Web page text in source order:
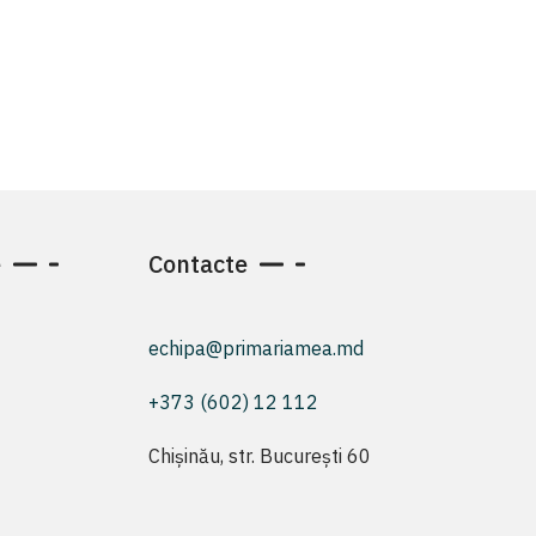
Contacte
echipa@primariamea.md
+373 (602) 12 112
Chișinău, str. București 60